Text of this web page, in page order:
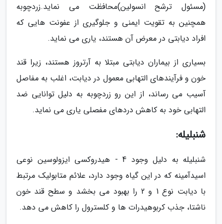
(مسئول ترشح انسولین)محافظت می نماید.زردچوبه
همچنین به تقویت ایمنی و جلوگیری از عفونت هایی که
افراد دیابتی در معرض آن هستند، یاری می نماید.
بسیاری از بیماران دیابتی مبتلا به آرتروز هستند، زیرا قند
خون و فرآیندهای التهابی معمول در دیابت، اغلب به مفاصل
آسیب می رساند، از این رو زردچوبه به دلیل توانایی ضد
التهابی خود به کاهش دردهای مفصلی یاری می نماید.
شنبلیله:
شنبلیله به دلیل وجود 4 - هیدروکسی ایزولوسین نوعی
اسیدآمینه که در این گیاه وجود دارد، علائم متابولیک مرتبط
با دیابت نوع 1 و 2 را بهبود می بخشد و سطح قند خون
ناشتا، جذب کربوهیدرات ها و کلسترول را کاهش می دهد.